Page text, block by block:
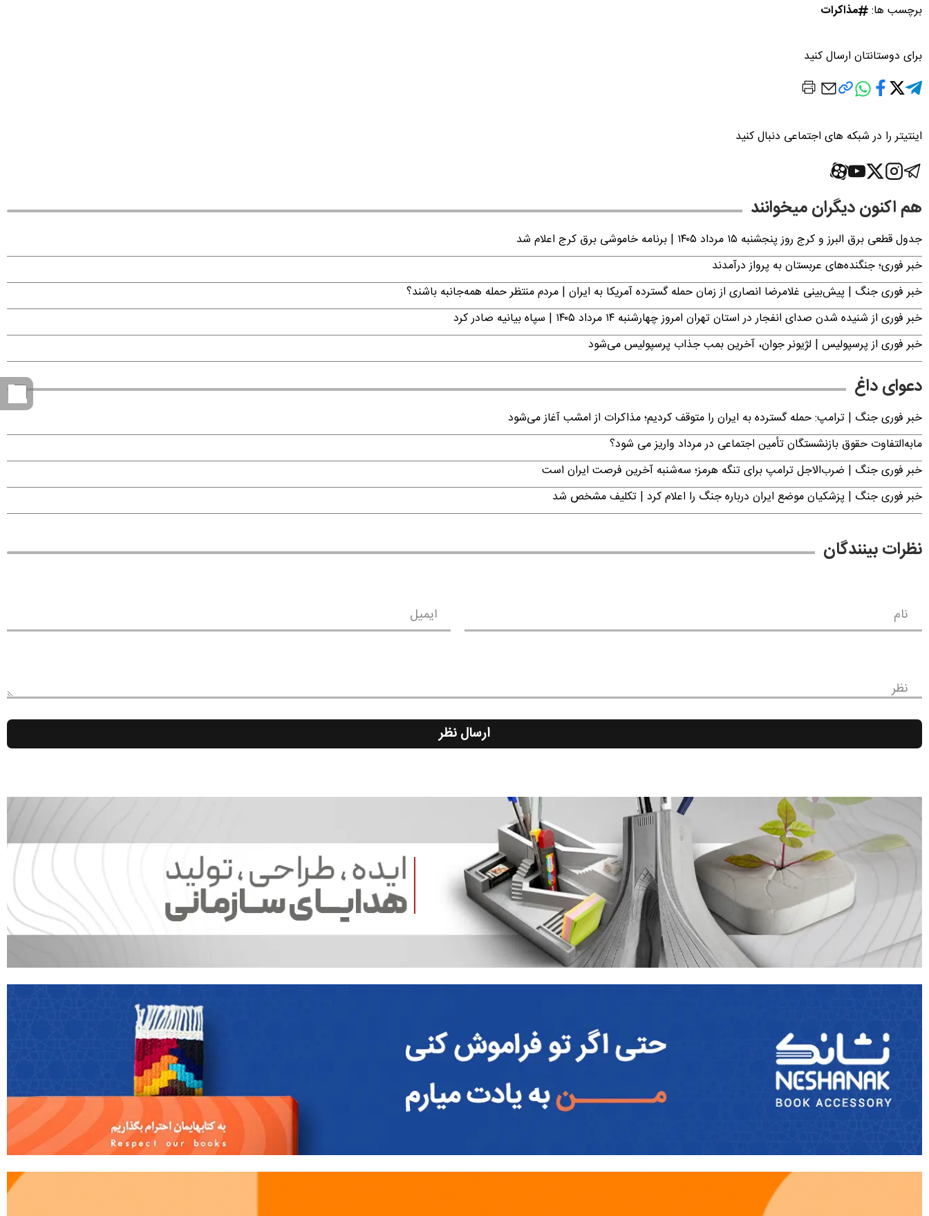
برچسب ها: مذاکرات
برای دوستانتان ارسال کنید
اینتیتر را در شبکه های اجتماعی دنبال کنید
هم اکنون دیگران میخوانند
جدول قطعی برق البرز و کرج روز پنجشنبه ۱۵ مرداد ۱۴۰۵ | برنامه خاموشی برق کرج اعلام شد
خبر فوری؛ جنگنده‌های عربستان به پرواز درآمدند
خبر فوری جنگ | پیش‌بینی غلامرضا انصاری از زمان حمله گسترده آمریکا به ایران | مردم منتظر حمله همه‌جانبه باشند؟
خبر فوری از شنیده شدن صدای انفجار در استان تهران امروز چهارشنبه ۱۴ مرداد ۱۴۰۵ | سپاه بیانیه صادر کرد
خبر فوری از پرسپولیس | لژیونر جوان، آخرین بمب جذاب پرسپولیس می‌شود
دعوای داغ
خبر فوری جنگ | ترامپ: حمله گسترده به ایران را متوقف کردیم؛ مذاکرات از امشب آغاز می‌شود
مابه‌التفاوت حقوق بازنشستگان تأمین اجتماعی در مرداد واریز می شود؟
خبر فوری جنگ | ضرب‌الاجل ترامپ برای تنگه هرمز؛ سه‌شنبه آخرین فرصت ایران است
خبر فوری جنگ | پزشکیان موضع ایران درباره جنگ را اعلام کرد | تکلیف مشخص شد
نظرات بینندگان
نام ایمیل
نظر
ارسال نظر